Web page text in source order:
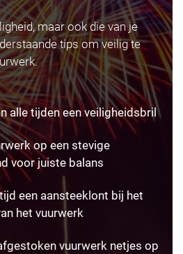
maar ook die van je
tips om veilig te
alle tijden een veiligheidsbril
op een stevige
voor juiste balans
een aansteeklont bij het
het vuurwerk
vuurwerk netjes op